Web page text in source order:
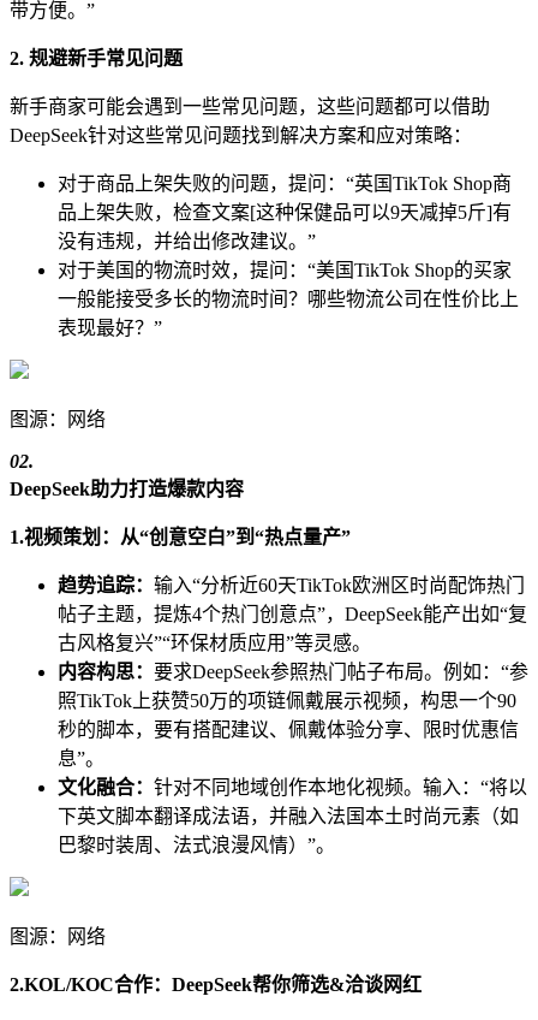
带方便。”
2. 规避新手常见问题
新手商家可能会遇到一些常见问题，这些问题都可以借助
DeepSeek针对这些常见问题找到解决方案和应对策略：
对于商品上架失败的问题，提问：“英国TikTok Shop商
品上架失败，检查文案[这种保健品可以9天减掉5斤]有
没有违规，并给出修改建议。”
对于美国的物流时效，提问：“美国TikTok Shop的买家
一般能接受多长的物流时间？哪些物流公司在性价比上
表现最好？”
图源：网络
02.
DeepSeek助力打造爆款内容
1.视频策划：从“创意空白”到“热点量产”
趋势追踪： 输入“分析近60天TikTok欧洲区时尚配饰热门
帖子主题，提炼4个热门创意点”，DeepSeek能产出如“复
古风格复兴”“环保材质应用”等灵感。
内容构思： 要求DeepSeek参照热门帖子布局。例如：“参
照TikTok上获赞50万的项链佩戴展示视频，构思一个90
秒的脚本，要有搭配建议、佩戴体验分享、限时优惠信
息”。
文化融合： 针对不同地域创作本地化视频。输入：“将以
下英文脚本翻译成法语，并融入法国本土时尚元素（如
巴黎时装周、法式浪漫风情）”。
图源：网络
2.KOL/KOC合作：DeepSeek帮你筛选&洽谈网红